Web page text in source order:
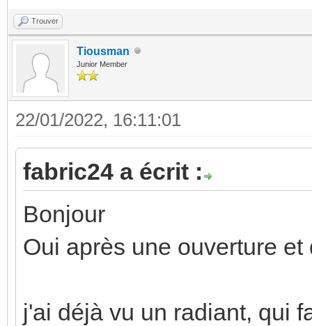
Trouver
Tiousman
Junior Member
22/01/2022, 16:11:01
fabric24 a écrit :
Bonjour
Oui après une ouverture
j'ai déjà vu un radiant, qui